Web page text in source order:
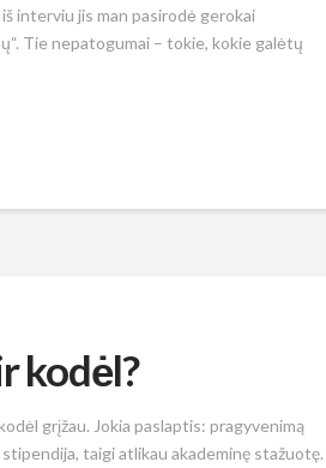
interviu jis man pasirodė gerokai
Tie nepatogumai – tokie, kokie galėtų
kodėl?
grįžau. Jokia paslaptis: pragyvenimą
taigi atlikau akademinę stažuotę.